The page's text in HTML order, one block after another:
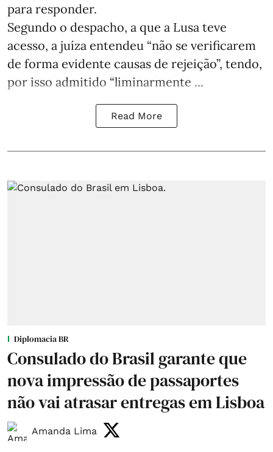
para responder.
Segundo o despacho, a que a Lusa teve
acesso, a juíza entendeu “não se verificarem
de forma evidente causas de rejeição”, tendo,
por isso admitido “liminarmente ...
Read More
Diplomacia BR
Consulado do Brasil garante que
nova impressão de passaportes
não vai atrasar entregas em Lisboa
Amanda Lima